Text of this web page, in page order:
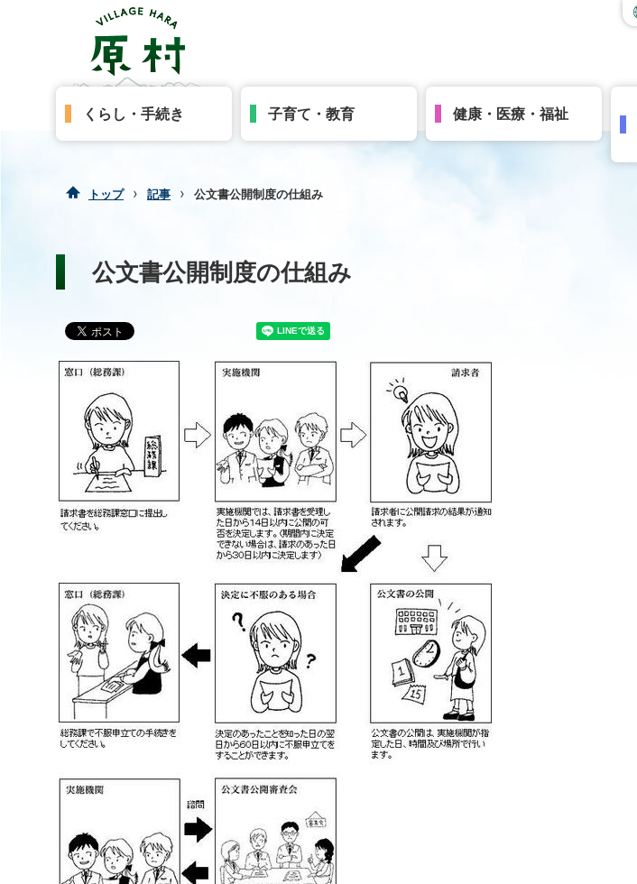
くらし・手続き 子育て・教育 健康・医療・福祉
トップ › 記事 › 公文書公開制度の仕組み
公文書公開制度の仕組み